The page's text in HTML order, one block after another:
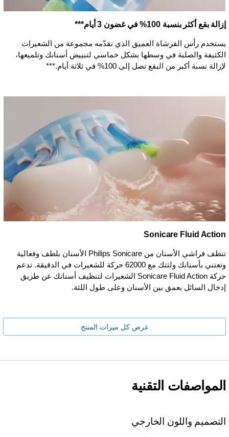
إزالة بقع أكثر بنسبة 100% في غضون 3 أيام***
يستخدم رأس الفرشاة العميق الذي نقدّمه مجموعة من الشعيرات
الكثيفة والصلبة في وسطها بشكل خماسي لتبييض أسنانك وتلميعها،
لإزالة نسبة أكبر من البقع تصل إلى 100% في ثلاثة أيام.***
Sonicare Fluid Action
تنظف فراشي الأسنان من Philips Sonicare الأسنان بلطف وفعالية
وتعتني بأسنانك ولثتك مع 62000 حركة للشعيرات في الدقيقة. تدعم
حركة Sonicare Fluid Action الشعيرات لتنظيف أسنانك عن طريق
إدخال السائل بعمق بين الأسنان وعلى طول اللثة.
عرض كل ميزات المنتج
المواصفات التقنية
التصميم واللون الخارجي